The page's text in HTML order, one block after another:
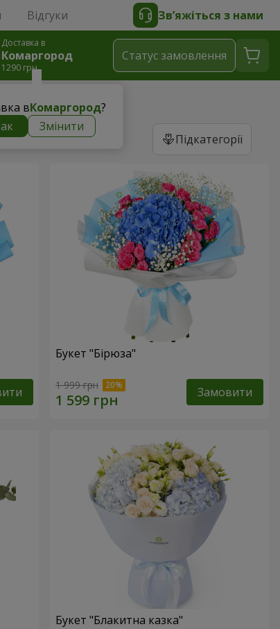
Відгуки Зв’яжіться з нами
Доставка в
Комаргород
1290 грн
вКомаргород?
Змінити
Статус замовлення
Підкатегорії
Букет "Бірюза"
1 999 грн Замовити
Букет "Блакитна казка"